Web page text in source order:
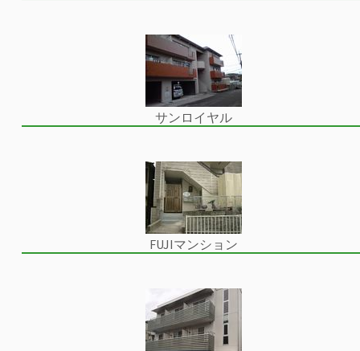
サンロイヤル
FUJIマンション